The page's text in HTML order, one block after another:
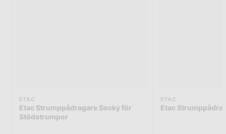
ETAC
Etac Strumppådragare Socky för
Stödstrumpor
ETAC
Etac